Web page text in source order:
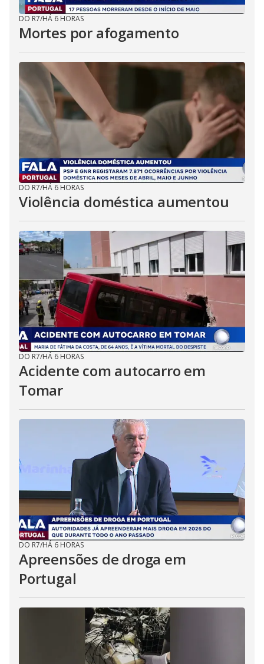
DO R7/HÁ 6 HORAS
Mortes por afogamento
DO R7/HÁ 6 HORAS
Violência doméstica aumentou
DO R7/HÁ 6 HORAS
Acidente com autocarro em
Tomar
DO R7/HÁ 6 HORAS
Apreensões de droga em
Portugal